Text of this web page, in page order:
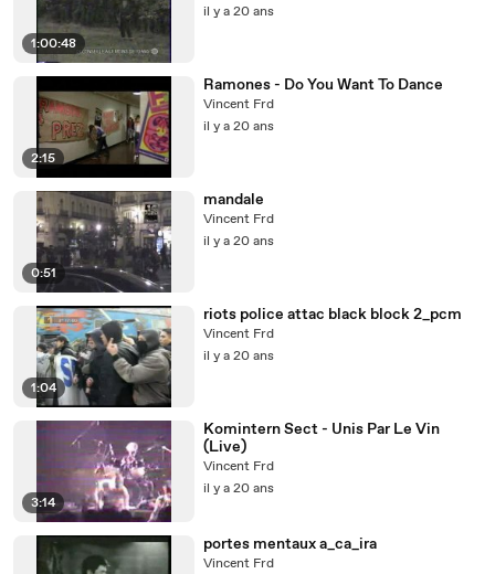
1:00:48
il y a 20 ans
2:15
Ramones - Do You Want To Dance
Vincent Frd
il y a 20 ans
0:51
mandale
Vincent Frd
il y a 20 ans
1:04
riots police attac black block 2_pcm
Vincent Frd
il y a 20 ans
3:14
Komintern Sect - Unis Par Le Vin
(Live)
Vincent Frd
il y a 20 ans
portes mentaux a_ca_ira
Vincent Frd